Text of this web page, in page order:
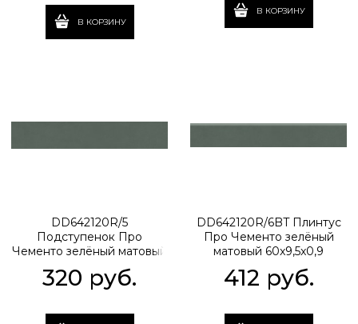
В КОРЗИНУ
В КОРЗИНУ
DD642120R/5
Подступенок Про
Чементо зелёный матовый
320 руб.
DD642120R/6BT Плинтус
Про Чементо зелёный
матовый 60x9,5x0,9
412 руб.